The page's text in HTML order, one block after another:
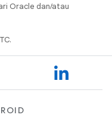
Oracle dan/atau